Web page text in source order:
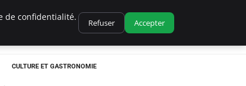
CULTURE ET GASTRONOMIE
de confidentialité.
Refuser Accepter